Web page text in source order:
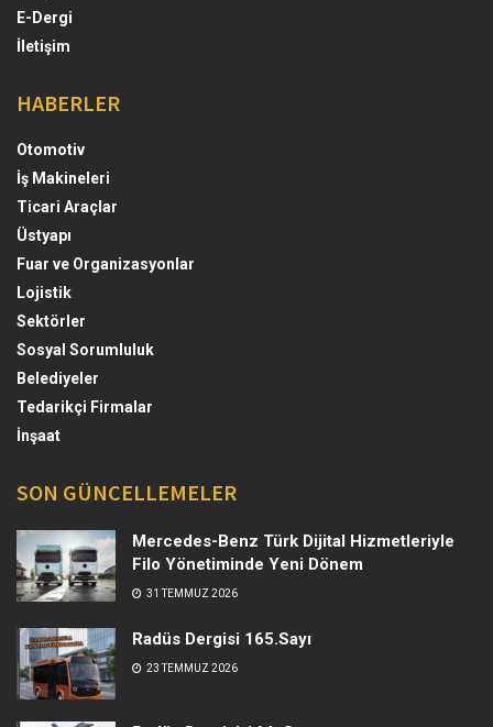
E-Dergi
İletişim
HABERLER
Otomotiv
İş Makineleri
Ticari Araçlar
Üstyapı
Fuar ve Organizasyonlar
Lojistik
Sektörler
Sosyal Sorumluluk
Belediyeler
Tedarikçi Firmalar
İnşaat
SON GÜNCELLEMELER
Mercedes-Benz Türk Dijital Hizmetleriyle
Filo Yönetiminde Yeni Dönem
31 TEMMUZ 2026
Radüs Dergisi 165.Sayı
23 TEMMUZ 2026